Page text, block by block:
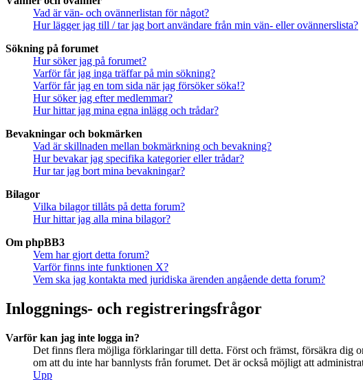
Vad är vän- och ovännerlistan för något?
Hur lägger jag till / tar jag bort användare från min vän- eller ovännerslista?
Sökning på forumet
Hur söker jag på forumet?
Varför får jag inga träffar på min sökning?
Varför får jag en tom sida när jag försöker söka!?
Hur söker jag efter medlemmar?
Hur hittar jag mina egna inlägg och trådar?
Bevakningar och bokmärken
Vad är skillnaden mellan bokmärkning och bevakning?
Hur bevakar jag specifika kategorier eller trådar?
Hur tar jag bort mina bevakningar?
Bilagor
Vilka bilagor tillåts på detta forum?
Hur hittar jag alla mina bilagor?
Om phpBB3
Vem har gjort detta forum?
Varför finns inte funktionen X?
Vem ska jag kontakta med juridiska ärenden angående detta forum?
Inloggnings- och registreringsfrågor
Varför kan jag inte logga in?
Det finns flera möjliga förklaringar till detta. Först och främst, försäkra dig
om att du inte har bannlysts från forumet. Det är också möjligt att
Upp